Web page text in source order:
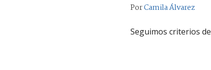
PorCamila Álvarez
Seguimos criterios de